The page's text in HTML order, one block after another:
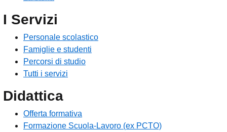
I Servizi
Personale scolastico
Famiglie e studenti
Percorsi di studio
Tutti i servizi
Didattica
Offerta formativa
Formazione Scuola-Lavoro (ex PCTO)